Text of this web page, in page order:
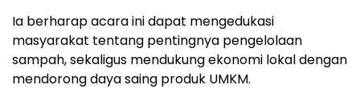
Ia berharap acara ini dapat mengedukasi
masyarakat tentang pentingnya pengelolaan
sampah, sekaligus mendukung ekonomi lokal dengan
mendorong daya saing produk UMKM.